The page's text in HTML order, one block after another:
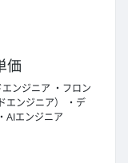
価
ンジニア
フロン
エンジニア）
デ
AIエンジニア